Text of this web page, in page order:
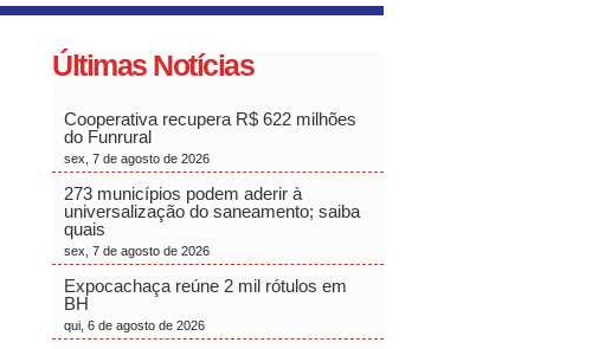
Últimas Notícias
Cooperativa recupera R$ 622 milhões
do Funrural
sex, 7 de agosto de 2026
273 municípios podem aderir à
universalização do saneamento; saiba
quais
sex, 7 de agosto de 2026
Expocachaça reúne 2 mil rótulos em
BH
qui, 6 de agosto de 2026